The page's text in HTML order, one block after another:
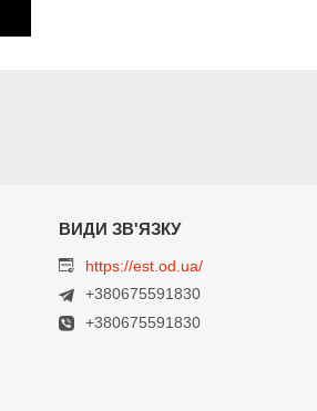
https://est.od.ua/
+380675591830
+380675591830